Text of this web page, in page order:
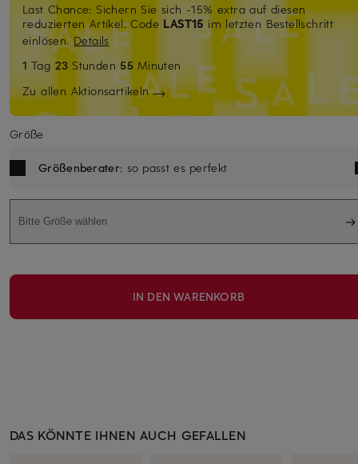
Last Chance: Sichern Sie sich -15% extra auf diesen
reduzierten Artikel. Code LAST15im letzten Bestellschritt
einlösen.Details
1 Tag 23 Stunden 55 Minuten
Zu allen Aktionsartikeln
Größe
Größenberater: so passt es perfekt
Bitte Größe wählen
IN DEN WARENKORB
DAS KÖNNTE IHNEN AUCH GEFALLEN